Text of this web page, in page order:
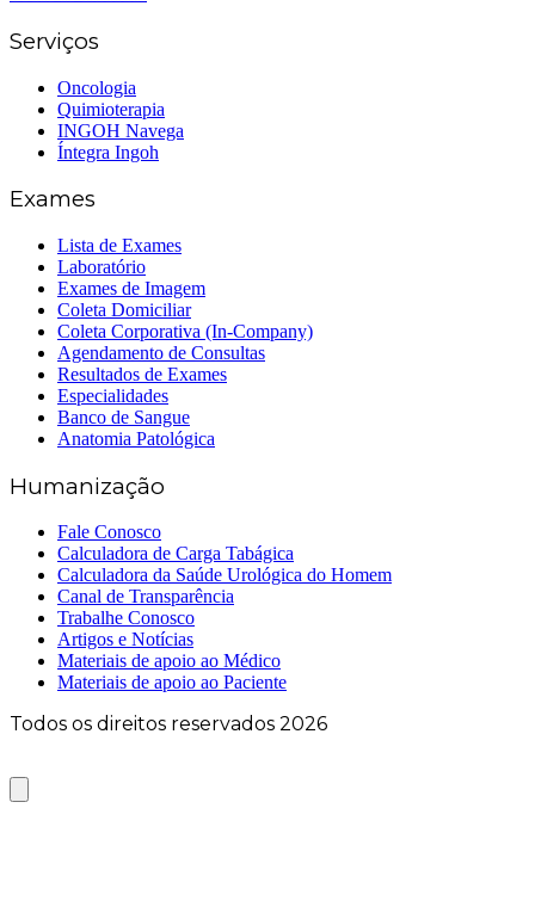
Serviços
Oncologia
Quimioterapia
INGOH Navega
Íntegra Ingoh
Exames
Lista de Exames
Laboratório
Exames de Imagem
Coleta Domiciliar
Coleta Corporativa (In-Company)
Agendamento de Consultas
Resultados de Exames
Especialidades
Banco de Sangue
Anatomia Patológica
Humanização
Fale Conosco
Calculadora de Carga Tabágica
Calculadora da Saúde Urológica do Homem
Canal de Transparência
Trabalhe Conosco
Artigos e Notícias
Materiais de apoio ao Médico
Materiais de apoio ao Paciente
Todos os direitos reservados 2026